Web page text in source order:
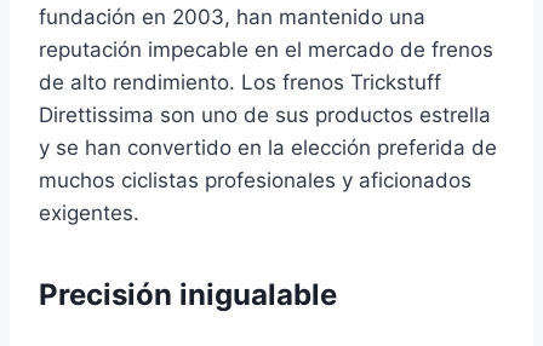
fundación en 2003, han mantenido una
reputación impecable en el mercado de frenos
de alto rendimiento. Los frenos Trickstuff
Direttissima son uno de sus productos estrella
y se han convertido en la elección preferida de
muchos ciclistas profesionales y aficionados
exigentes.
Precisión inigualable